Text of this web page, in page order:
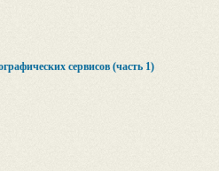
сервисов (часть 1)